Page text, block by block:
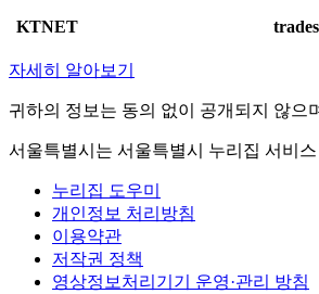
KTNET
자세히 알아보기
귀하의 정보는 동의 없이 공개되지 않으
서울특별시는 서울특별시 누리집 서비
누리집 도우미
개인정보 처리방침
이용약관
저작권 정책
영상정보처리기기 운영·관리 방침